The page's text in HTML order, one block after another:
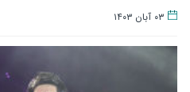
۰۳ آبان ۱۴۰۳